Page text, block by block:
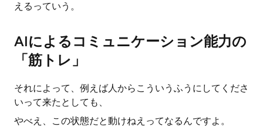
えるっていう。
AIによるコミュニケーション能力の
「筋トレ」
それによって、例えば人からこういうふうにしてくださ
いって来たとしても、
やべえ、この状態だと動けねえってなるんですよ。